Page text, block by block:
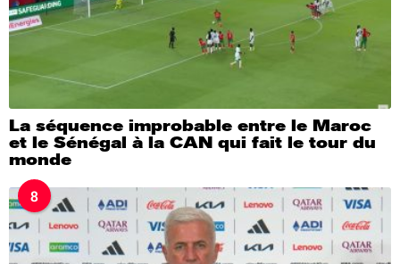
La séquence improbable entre le Maroc
et le Sénégal à la CAN qui fait le tour du
monde
8